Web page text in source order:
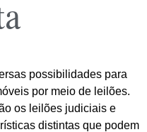
possibilidades para
por meio de leilões.
os leilões judiciais e
distintas que podem